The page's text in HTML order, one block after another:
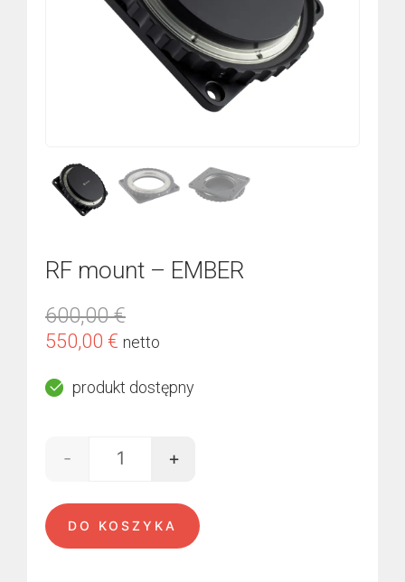
RF mount – EMBER
600,00€
Pierwotna
wynosiła:
550,00 € Aktualna
wynosi:
netto
produkt dostępny
ilość RF mount - EMBER
- +
DO KOSZYKA